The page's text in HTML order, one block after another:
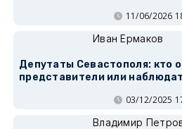
11/06/2026
Иван Ермаков
Депутаты Севастополя: кто
представители или
03/12/2025
Владимир